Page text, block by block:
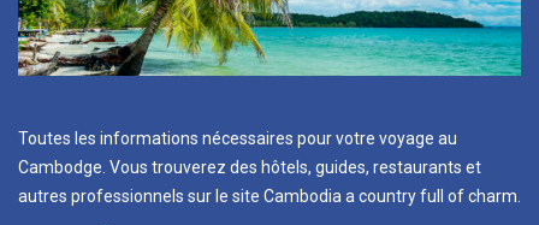
Toutes les informations nécessaires pour votre voyage au
Cambodge. Vous trouverez des hôtels, guides, restaurants et
autres professionnels sur le site Cambodia a country full of charm.